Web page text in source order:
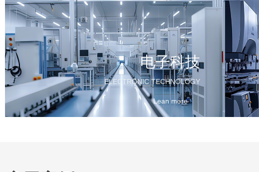
电子科技
ELECTRONIC TECHNOLOGY
Lean more